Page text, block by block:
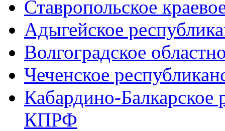
Ставропольское
Адыгейское
Волгоградское
Чеченское
Кабардино-Балкарское
КПРФ